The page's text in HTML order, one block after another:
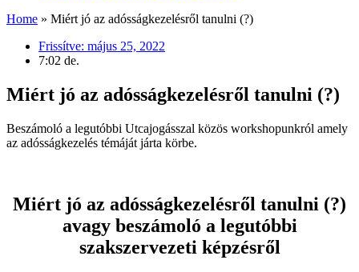
Home » Miért jó az adósságkezelésről tanulni (?)
Frissítve: május 25, 2022
7:02 de.
Miért jó az adósságkezelésről tanulni (?)
Beszámoló a legutóbbi Utcajogásszal közös workshopunkról amely
az adósságkezelés témáját járta körbe.
Miért jó az adósságkezelésről tanulni (?)
avagy beszámoló a legutóbbi
szakszervezeti képzésről